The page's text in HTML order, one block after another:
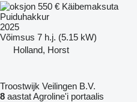
550 € Käibemaksuta
Puiduhakkur
2025
Võimsus 7 h.j. (5.15 kW)
Holland, Horst
Troostwijk Veilingen B.V.
8 aastat Agroline'i portaalis